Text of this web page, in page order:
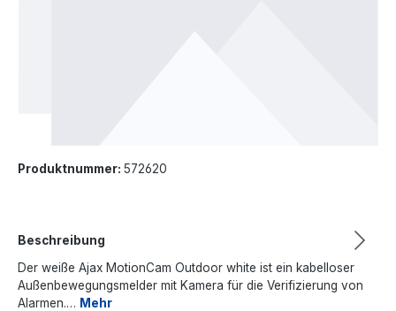
Produktnummer: 572620
Beschreibung
Der weiße Ajax MotionCam Outdoor white ist ein kabelloser
Außenbewegungsmelder mit Kamera für die Verifizierung von
Alarmen.… Mehr